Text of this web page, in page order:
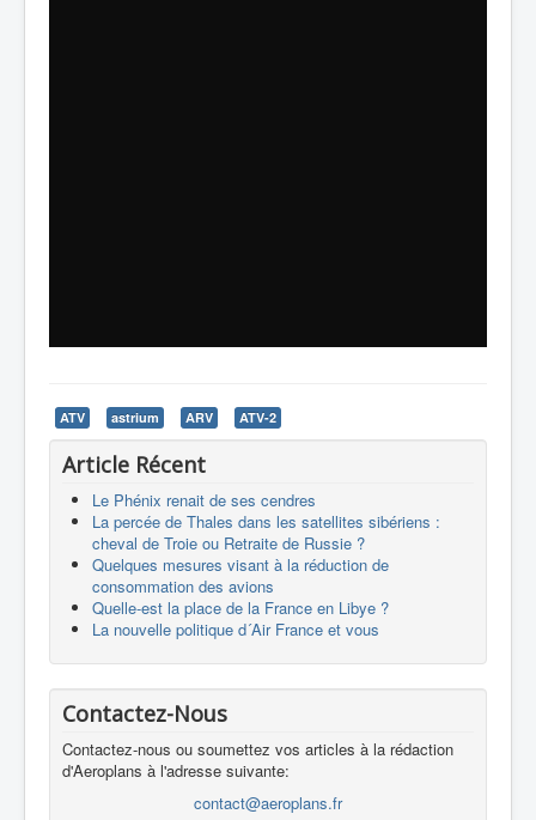
ATV astrium ARV ATV-2
Article Récent
Le Phénix renait de ses cendres
La percée de Thales dans les satellites sibériens :
cheval de Troie ou Retraite de Russie ?
Quelques mesures visant à la réduction de
consommation des avions
Quelle-est la place de la France en Libye ?
La nouvelle politique d´Air France et vous
Contactez-Nous
Contactez-nous ou soumettez vos articles à la rédaction
d'Aeroplans à l'adresse suivante:
contact@aeroplans.fr